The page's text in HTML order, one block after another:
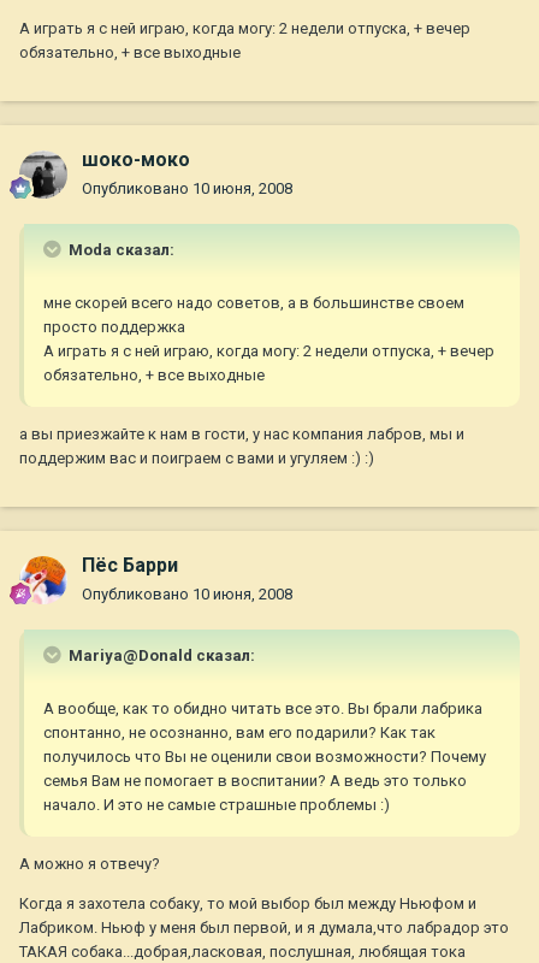
А играть я с ней играю, когда могу: 2 недели отпуска, + вечер
обязательно, + все выходные
шоко-моко
Опубликовано 10 июня, 2008
Moda сказал:
мне скорей всего надо советов, а в большинстве своем
просто поддержка
А играть я с ней играю, когда могу: 2 недели отпуска, + вечер
обязательно, + все выходные
а вы приезжайте к нам в гости, у нас компания лабров, мы и
поддержим вас и поиграем с вами и угуляем :) :)
Пёс Барри
Опубликовано 10 июня, 2008
Mariya@Donald сказал:
А вообще, как то обидно читать все это. Вы брали лабрика
спонтанно, не осознанно, вам его подарили? Как так
получилось что Вы не оценили свои возможности? Почему
семья Вам не помогает в воспитании? А ведь это только
начало. И это не самые страшные проблемы :)
А можно я отвечу?
Когда я захотела собаку, то мой выбор был между Ньюфом и
Лабриком. Ньюф у меня был первой, и я думала,что лабрадор это
ТАКАЯ собака...добрая,ласковая, послушная, любящая тока